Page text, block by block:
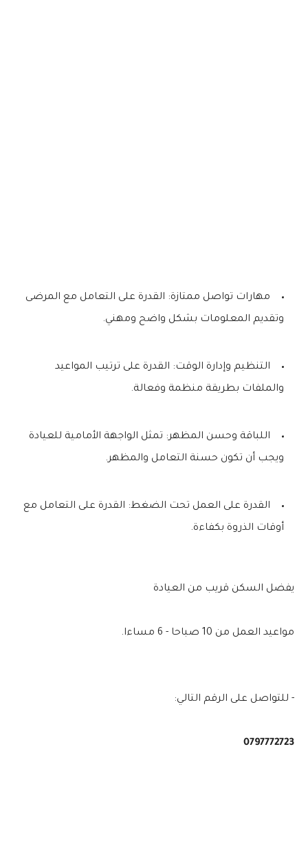
مهارات تواصل ممتازة: القدرة على التعامل مع المرضى
وتقديم المعلومات بشكل واضح ومهني.
التنظيم وإدارة الوقت: القدرة على ترتيب المواعيد
والملفات بطريقة منظمة وفعالة.
اللباقة وحسن المظهر: تمثل الواجهة الأمامية للعيادة
ويجب أن تكون حسنة التعامل والمظهر.
القدرة على العمل تحت الضغط: القدرة على التعامل مع
أوقات الذروة بكفاءة.
يفضل السكن قريب من العيادة
مواعيد العمل من 10 صباحا - 6 مساءا.
- للتواصل على الرقم التالي:
0797772723